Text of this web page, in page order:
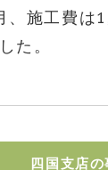
施工費は
た。
四国支店